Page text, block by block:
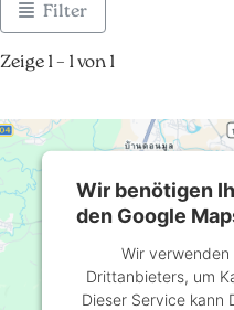
Filter
Zeige 1 – 1 von 1
Wir benötigen
den Google
Wir verwenden
Drittanbieters, um
Dieser Service kann